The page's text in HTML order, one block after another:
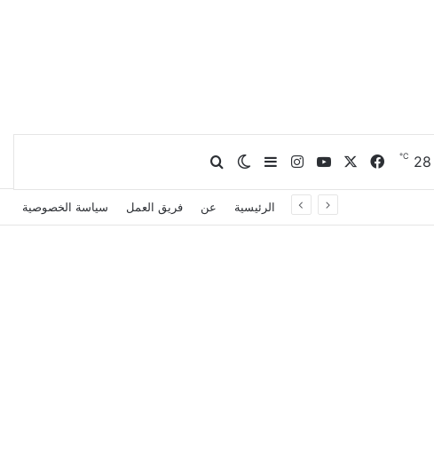
28
℃ فيسبوك يوتيوبانستقرامإضافة عمود جانبي
الوضع المظلم
بحث عن
الرئيسية عن فريق العمل سياسة الخصوصية